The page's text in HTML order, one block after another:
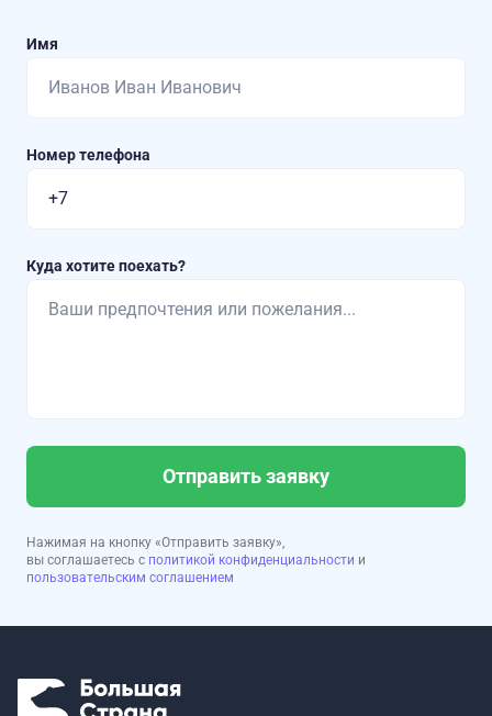
Имя
Номер телефона
Куда хотите поехать?
Отправить заявку
Нажимая на кнопку «Отправить заявку»,
вы соглашаетесь с политикой конфиденциальности и
пользовательским соглашением